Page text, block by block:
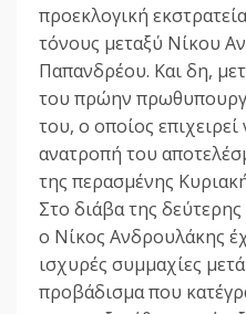
προεκλογική
τόνους μεταξύ Νίκου
Παπανδρέου. Και δη,
του πρώην
του, ο οποίος
ανατροπή του
της περασμένης
Στο διάβα της
ο Νίκος Ανδρουλάκης
ισχυρές συμμαχίες
προβάδισμα που